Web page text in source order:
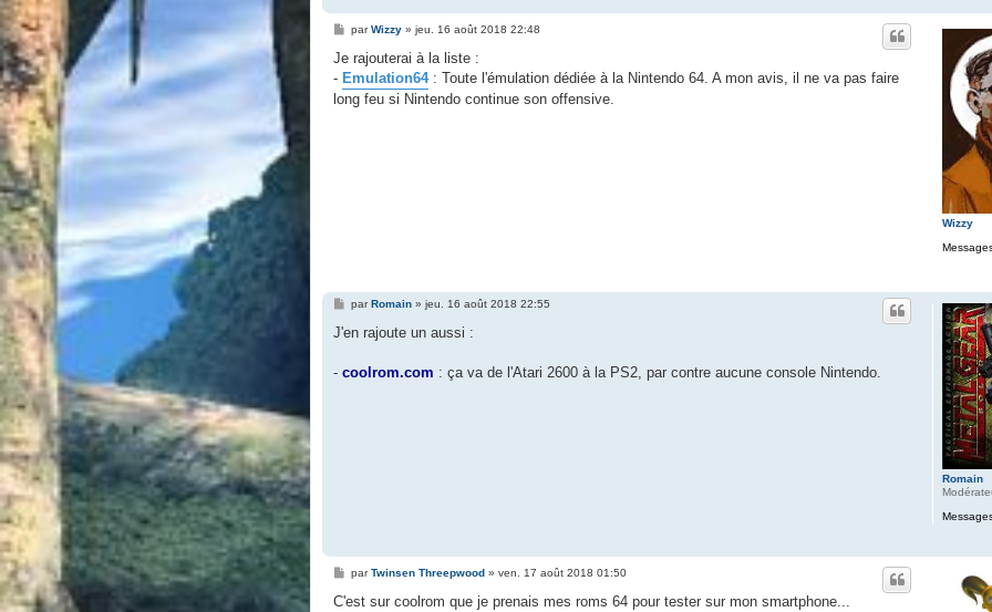
Wizzy
M
s
a
g
e
parWizzy» jeu. 16 août 2018 22:48
Je rajouterai à la liste :
- Emulation64: Toute l'émulation dédiée à la Nintendo 64. A mon avis, il ne va pas faire
long feu si Nintendo continue son offensive.
Romain
M
s
g
parRomain» jeu. 16 août 2018 22:55
J'en rajoute un aussi :
- coolrom.com : ça va de l'Atari 2600 à la PS2, par contre aucune console Nintendo.
M
s
parTwinsen Threepwood» ven. 17 août 2018 01:50
C'est sur coolrom que je prenais mes roms 64 pour tester sur mon smartphone...